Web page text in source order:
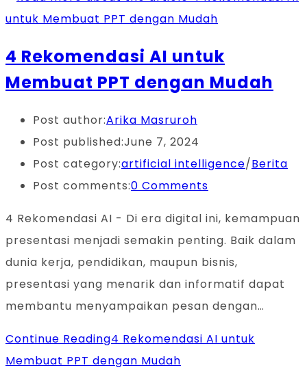
4 Rekomendasi AI untuk
Membuat PPT dengan Mudah
Post author:Arika Masruroh
Post published:June 7, 2024
Post category:artificial intelligence/Berita
Post comments:0 Comments
4 Rekomendasi AI - Di era digital ini, kemampuan
presentasi menjadi semakin penting. Baik dalam
dunia kerja, pendidikan, maupun bisnis,
presentasi yang menarik dan informatif dapat
membantu menyampaikan pesan dengan…
Continue Reading4 Rekomendasi AI untuk
Membuat PPT dengan Mudah